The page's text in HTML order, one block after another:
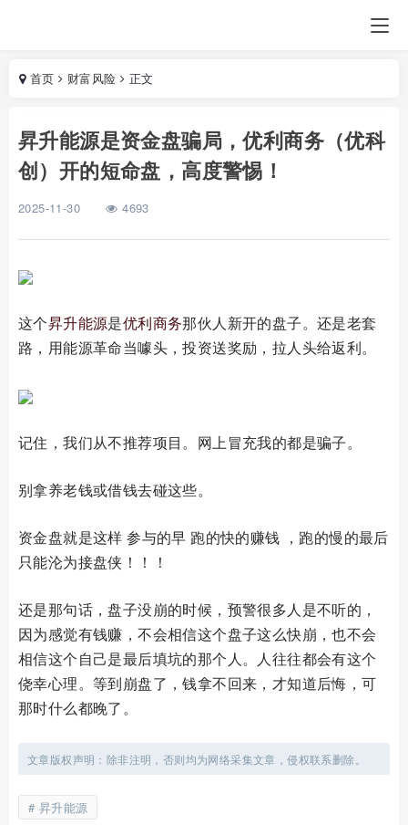
首页 财富风险 正文
昇升能源是资金盘骗局，优利商务（优科
创）开的短命盘，高度警惕！
2025-11-30 4693
这个昇升能源是优利商务那伙人新开的盘子。还是老套
路，用能源革命当噱头，投资送奖励，拉人头给返利。
记住，我们从不推荐项目。网上冒充我的都是骗子。
别拿养老钱或借钱去碰这些。
资金盘就是这样 参与的早 跑的快的赚钱 ，跑的慢的最后
只能沦为接盘侠！！！
还是那句话，盘子没崩的时候，预警很多人是不听的，
因为感觉有钱赚，不会相信这个盘子这么快崩，也不会
相信这个自己是最后填坑的那个人。人往往都会有这个
侥幸心理。等到崩盘了，钱拿不回来，才知道后悔，可
那时什么都晚了。
文章版权声明：除非注明，否则均为网络采集文章，侵权联系删除。
昇升能源